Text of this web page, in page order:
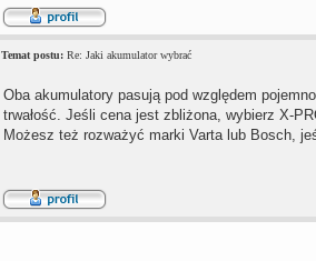
Temat postu: Re: Jaki akumulator wybrać
Oba akumulatory pasują pod względem
trwałość. Jeśli cena jest zbliżona, wybierz X-
Możesz też rozważyć marki Varta lub Bosch,